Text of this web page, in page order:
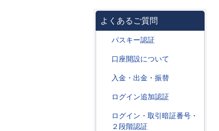
よくあるご質問
パスキー認証
口座開設について
入金・出金・振替
ログイン追加認証
ログイン・取引暗証番号・
２段階認証